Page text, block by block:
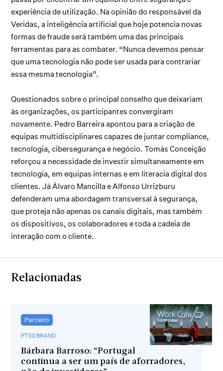
experiência de utilização. Na opinião do responsável da
Veridas, a inteligência artificial que hoje potencia novas
formas de fraude será também uma das principais
ferramentas para as combater. “Nunca devemos pensar
que uma tecnologia não pode ser usada para contrariar
essa mesma tecnologia”.
Questionados sobre o principal conselho que deixariam
às organizações, os participantes convergiram
novamente. Pedro Barreira apontou para a criação de
equipas multidisciplinares capazes de juntar compliance,
tecnologia, cibersegurança e negócio. Tomás Conceição
reforçou a necessidade de investir simultaneamente em
tecnologia, em equipas internas e em literacia digital dos
clientes. Já Álvaro Mancilla e Alfonso Urrizburu
defenderam uma abordagem transversal à segurança,
que proteja não apenas os canais digitais, mas também
os dispositivos, os colaboradores e toda a cadeia de
interação com o cliente.
Relacionadas
Parceiro
PT50 BRAND
Bárbara Barroso: “Portugal
continua a ser um país de aforradores,